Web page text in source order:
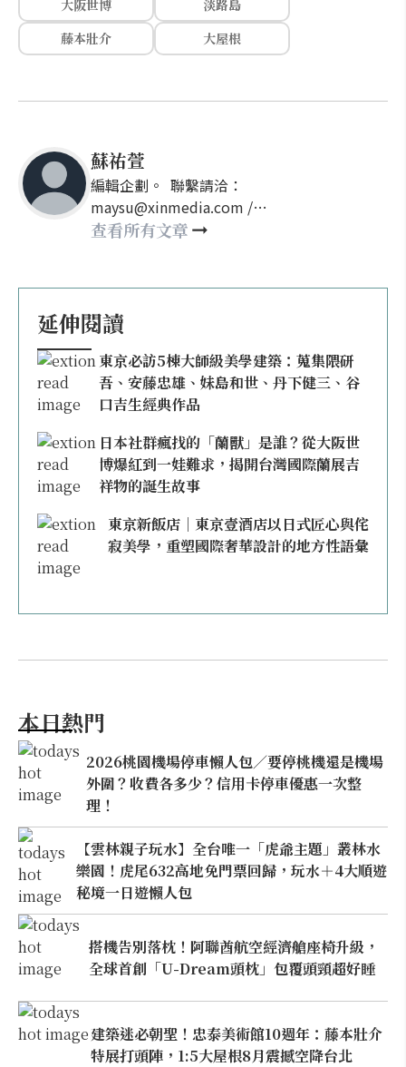
大阪世博
淡路島
藤本壯介
大屋根
蘇祐萱
編輯企劃。 聯繫請洽：
maysu@xinmedia.com /
may860527@gmail.com
查看所有文章
延伸閱讀
東京必訪5棟大師級美學建築：蒐集隈研
吾、安藤忠雄、妹島和世、丹下健三、谷
口吉生經典作品
日本社群瘋找的「蘭獸」是誰？從大阪世
博爆紅到一娃難求，揭開台灣國際蘭展吉
祥物的誕生故事
東京新飯店｜東京壹酒店以日式匠心與侘
寂美學，重塑國際奢華設計的地方性語彙
本日熱門
2026桃園機場停車懶人包／要停桃機還是機場
外圍？收費各多少？信用卡停車優惠一次整
理！
【雲林親子玩水】全台唯一「虎爺主題」叢林水
樂園！虎尾632高地免門票回歸，玩水＋4大順遊
秘境一日遊懶人包
搭機告別落枕！阿聯酋航空經濟艙座椅升級，
全球首創「U-Dream頭枕」包覆頭頸超好睡
建築迷必朝聖！忠泰美術館10週年：藤本壯介
特展打頭陣，1:5大屋根8月震撼空降台北